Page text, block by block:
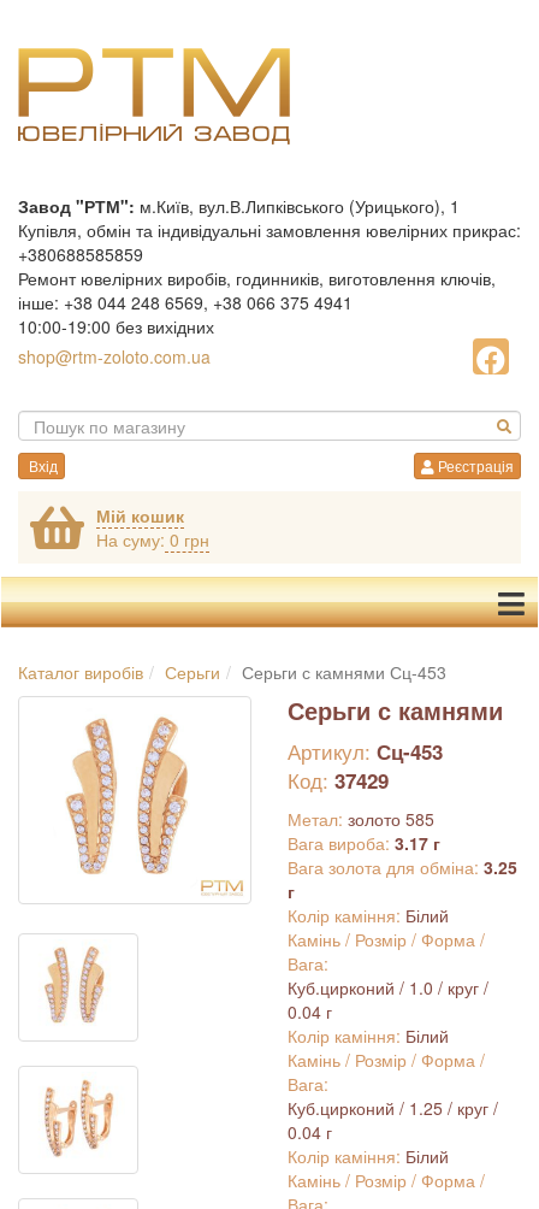
Завод "РТМ": м.Київ, вул.В.Липківського (Урицького), 1
Купівля, обмін та індивідуальні замовлення ювелірних прикрас:
+380688585859
Ремонт ювелірних виробів, годинників, виготовлення ключів,
інше: +38 044 248 6569, +38 066 375 4941
10:00-19:00 без вихідних
shop@rtm-zoloto.com.ua
Вхід Реєстрація
Мій кошик
На суму: 0 грн
Каталог виробів Серьги Серьги с камнями Сц-453
Серьги с камнями
Артикул: Сц-453
Код: 37429
Метал: золото 585
Вага вироба: 3.17 г
Вага золота для обміна: 3.25
г
Колір каміння: Білий
Камінь / Розмір / Форма /
Вага:
Куб.цирконий / 1.0 / круг /
0.04 г
Колір каміння: Білий
Камінь / Розмір / Форма /
Вага:
Куб.цирконий / 1.25 / круг /
0.04 г
Колір каміння: Білий
Камінь / Розмір / Форма /
Вага: